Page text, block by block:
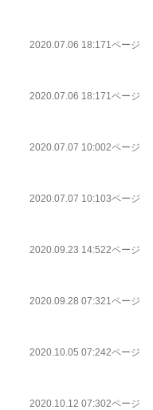
2020.07.06 18:171ページ
2020.07.06 18:171ページ
2020.07.07 10:002ページ
2020.07.07 10:103ページ
2020.09.23 14:522ページ
2020.09.28 07:321ページ
2020.10.05 07:242ページ
2020.10.12 07:302ページ